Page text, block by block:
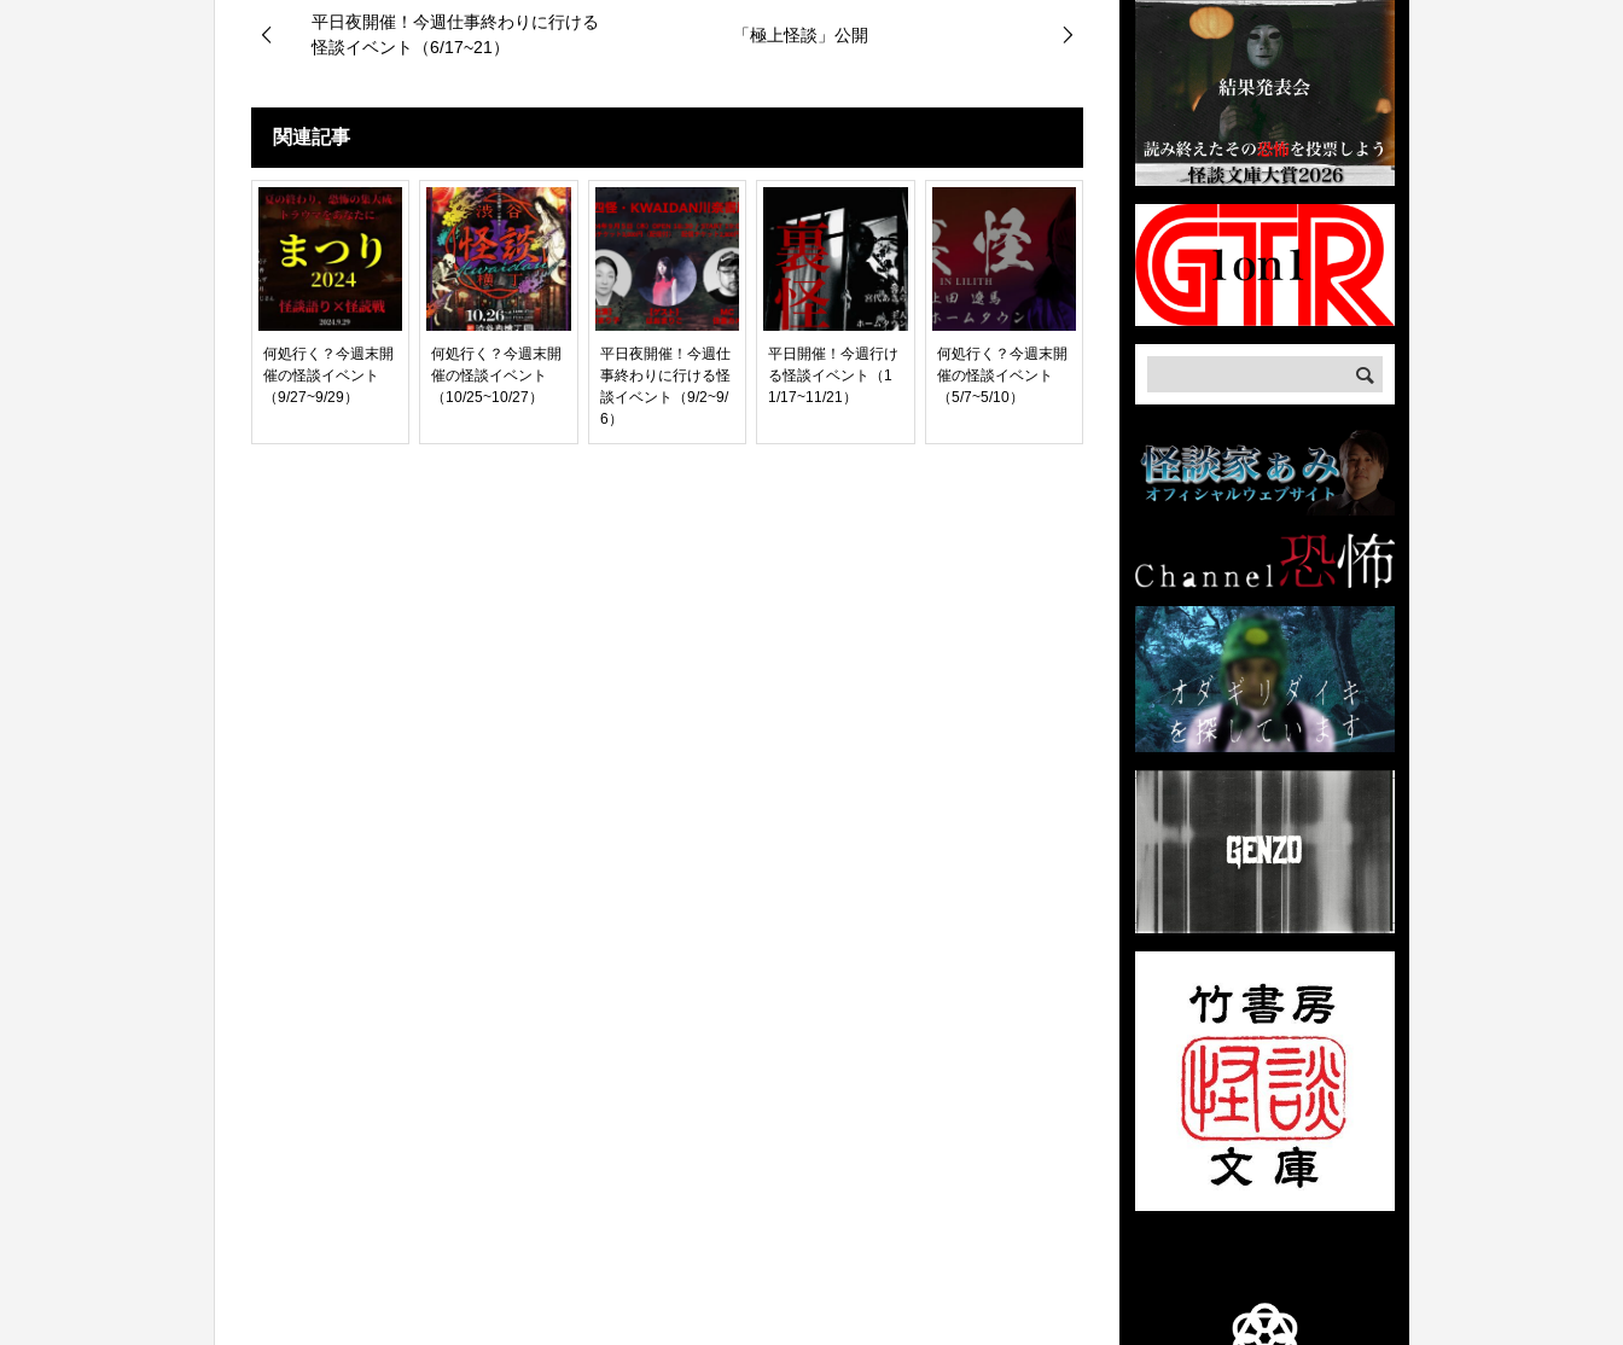
平日夜開催！今週仕事終わりに行ける
怪談イベント（6/17~21）
「極上怪談」公開
関連記事
何処行く？今週末開
催の怪談イベント
（9/27~9/29）
何処行く？今週末開
催の怪談イベント
（10/25~10/27）
平日夜開催！今週仕
事終わりに行ける怪
談イベント（9/2~9/
6）
平日開催！今週行け
る怪談イベント（1
1/17~11/21）
何処行く？今週末開
催の怪談イベント
（5/7~5/10）